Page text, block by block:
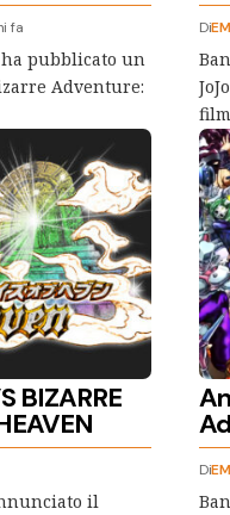
fa
pubblicato un
Adventure:
Di
BIZARRE
il
Di